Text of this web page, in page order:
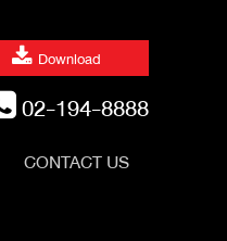
Download
02-194-8888
CONTACT US